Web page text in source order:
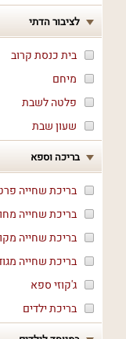
לציבור הדתי
בית כנסת קרוב
מיחם
פלטה לשבת
שעון שבת
בריכה וספא
בריכת שחייה
בריכת שחייה
בריכת שחייה
בריכת שחייה
ג'קוזי ספא
בריכת ילדים